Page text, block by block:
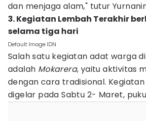
dan menjaga alam," tutur
3. Kegiatan Lembah Terakhir
selama tiga hari
Default Image IDN
Salah satu kegiatan adat warga
adalah Mokarera, yaitu aktivitas
dengan cara tradisional.
digelar pada Sabtu 2- Maret,